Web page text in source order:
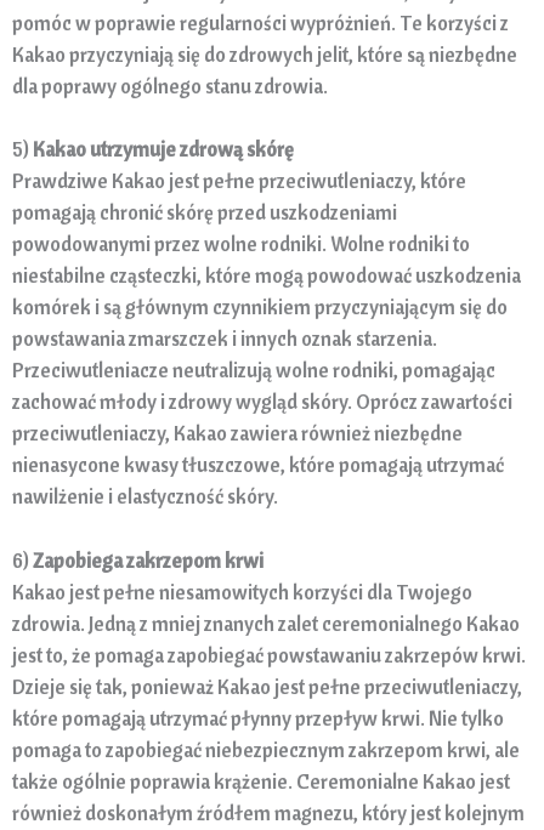
pomóc w poprawie regularności wypróżnień. Te korzyści z
Kakao przyczyniają się do zdrowych jelit, które są niezbędne
dla poprawy ogólnego stanu zdrowia.
5) Kakao utrzymuje zdrową skórę
Prawdziwe Kakao jest pełne przeciwutleniaczy, które
pomagają chronić skórę przed uszkodzeniami
powodowanymi przez wolne rodniki. Wolne rodniki to
niestabilne cząsteczki, które mogą powodować uszkodzenia
komórek i są głównym czynnikiem przyczyniającym się do
powstawania zmarszczek i innych oznak starzenia.
Przeciwutleniacze neutralizują wolne rodniki, pomagając
zachować młody i zdrowy wygląd skóry. Oprócz zawartości
przeciwutleniaczy, Kakao zawiera również niezbędne
nienasycone kwasy tłuszczowe, które pomagają utrzymać
nawilżenie i elastyczność skóry.
6) Zapobiega zakrzepom krwi
Kakao jest pełne niesamowitych korzyści dla Twojego
zdrowia. Jedną z mniej znanych zalet ceremonialnego Kakao
jest to, że pomaga zapobiegać powstawaniu zakrzepów krwi.
Dzieje się tak, ponieważ Kakao jest pełne przeciwutleniaczy,
które pomagają utrzymać płynny przepływ krwi. Nie tylko
pomaga to zapobiegać niebezpiecznym zakrzepom krwi, ale
także ogólnie poprawia krążenie. Ceremonialne Kakao jest
również doskonałym źródłem magnezu, który jest kolejnym